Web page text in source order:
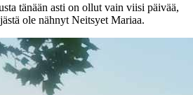
tänään asti on ollut vain viisi päivää,
ole nähnyt Neitsyet Mariaa.